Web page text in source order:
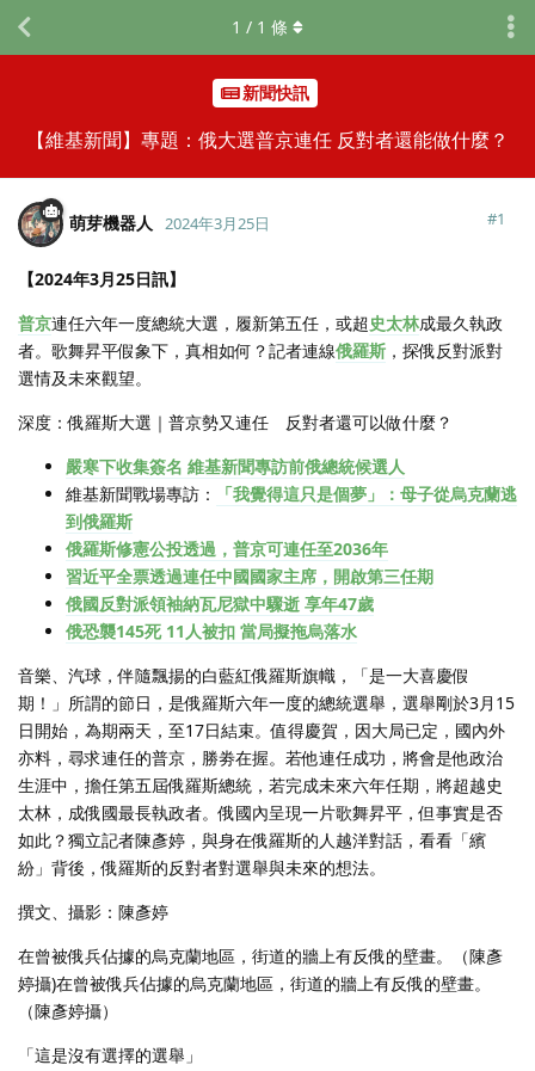
新聞快訊
【維基新聞】專題：俄大選普京連任 反對者還能做什麼？
1 / 1 條
萌芽機器人 2024年3月25日 #1
【2024年3月25日訊】
普京連任六年一度總統大選，履新第五任，或超 史太林成最久執政
者。歌舞昇平假象下，真相如何？記者連線俄羅斯 ，探俄反對派對
選情及未來觀望。
深度：俄羅斯大選｜普京勢又連任 反對者還可以做什麼？
嚴寒下收集簽名 維基新聞專訪前俄總統候選人
維基新聞戰場專訪：
「我覺得這只是個夢」：母子從烏克蘭逃
到俄羅斯
俄羅斯修憲公投透過，普京可連任至2036年
習近平全票透過連任中國國家主席，開啟第三任期
俄國反對派領袖納瓦尼獄中驟逝 享年47歲
俄恐襲145死 11人被扣 當局擬拖烏落水
音樂、汽球，伴隨飄揚的白藍紅俄羅斯旗幟，「是一大喜慶假
期！」所謂的節日，是俄羅斯六年一度的總統選舉，選舉剛於3月15
日開始，為期兩天，至17日結束。值得慶賀，因大局已定，國內外
亦料，尋求連任的普京，勝劵在握。若他連任成功，將會是他政治
生涯中，擔任第五屆俄羅斯總統，若完成未來六年任期，將超越史
太林，成俄國最長執政者。俄國內呈現一片歌舞昇平，但事實是否
如此？獨立記者陳彥婷，與身在俄羅斯的人越洋對話，看看「繽
紛」背後，俄羅斯的反對者對選舉與未來的想法。
撰文、攝影：陳彥婷
在曾被俄兵佔據的烏克蘭地區，街道的牆上有反俄的壁畫。（陳彥
婷攝)在曾被俄兵佔據的烏克蘭地區，街道的牆上有反俄的壁畫。
（陳彥婷攝）
「這是沒有選擇的選舉」